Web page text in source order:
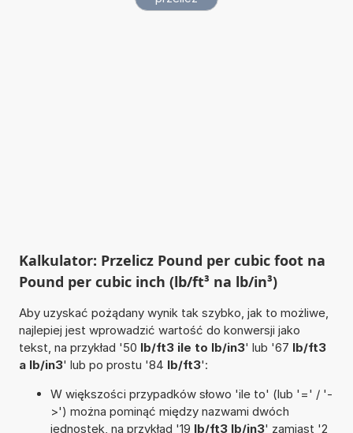
Kalkulator: Przelicz Pound per cubic foot na
Pound per cubic inch (lb/ft³ na lb/in³)
Aby uzyskać pożądany wynik tak szybko, jak to możliwe,
najlepiej jest wprowadzić wartość do konwersji jako
tekst, na przykład '50 lb/ft3 ile to lb/in3' lub '67 lb/ft3
a lb/in3' lub po prostu '84 lb/ft3':
W większości przypadków słowo 'ile to' (lub '=' / '-
>') można pominąć między nazwami dwóch
jednostek, na przykład '19 lb/ft3 lb/in3' zamiast '2